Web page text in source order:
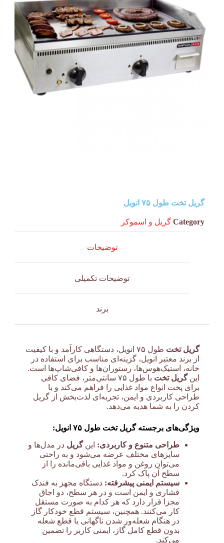
گریل تخت طول ۷۵ انویل
Category گریل و اسموکر
توضیحات
توضیحات تکمیلی
برند
گریل تخت
طول ۷۵ انویل، دستگاهی کارآمد و با کیفیت
از برند معتبر انویل، گزینه‌ای مناسب برای استفاده در
خانه، استیک‌هوس‌ها، رستوران‌ها و کافی‌شاپ‌ها است.
اینگریل تخت
با طول ۷۵ سانتی‌متر، فضای کافی
برای پخت انواع مواد غذایی را فراهم می‌کند و با
طراحی کاربردی و ایمن، تجربه‌ای لذت‌بخش از گریل
کردن را به شما هدیه می‌دهد.
ویژگی‌های برجسته گریل تخت طول ۷۵ انویل:
طراحی متنوع و کاربردی: اینگریل در مدل‌ها و
سایزهای مختلف عرضه می‌شود و به راحتی
می‌توان روغن و مواد غذایی باقی‌مانده را از
سطح آن پاک کرد.
سیستم ایمنی پیشرفته: دستگاه مجهز به فندک
فشاری و ایمن است و در هر سطح، دو اجاق
مجزا قرار دارد که هر کدام به صورت مستقل
کار می‌کنند. همچنین، سیستم قطع خودکار گاز
در هنگام شعله‌ور شدن ناگهانی یا قطع شعله
بدون قطع کامل گاز، ایمنی کاربر را تضمین
می‌کند.